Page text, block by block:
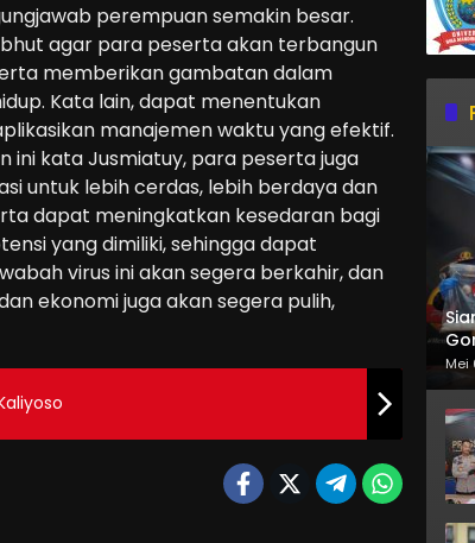
perempuan semakin besar.
agar para peserta akan terbangun
memberikan gambatan dalam
Kata lain, dapat menentukan
manajemen waktu yang efektif.
ini kata Jusmiatuy, para peserta juga
untuk lebih cerdas, lebih berdaya dan
dapat meningkatkan kesedaran bagi
yang dimiliki, sehingga dapat
virus ini akan segera berkahir, dan
ekonomi juga akan segera pulih,
Mei